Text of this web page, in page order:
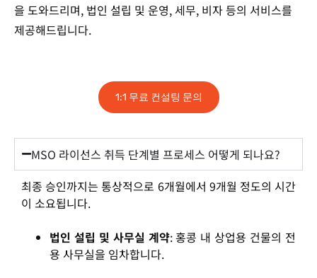
을 도와드리며, 법인 설립 및 운영, 세무, 비자 등의 서비스를
제공해드립니다.
1:1 무료 컨설팅 문의
MSO 라이선스 취득 단계별 프로세스 어떻게 되나요?
최종 승인까지는 통상적으로 6개월에서 9개월 정도의 시간
이 소요됩니다.
법인 설립 및 사무실 계약: 홍콩 내 상업용 건물의 전
용 사무실을 임차합니다.